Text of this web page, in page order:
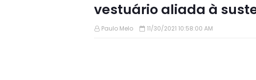
vestuário aliada à
Paulo Melo 11/30/2021 10:58:00 AM